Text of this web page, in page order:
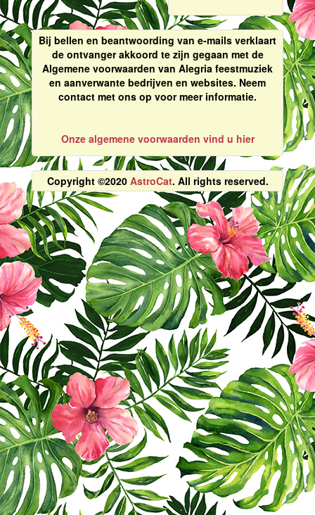
Bij bellen en beantwoording van e-mails verklaart
de ontvanger akkoord te zijn gegaan met de
Algemene voorwaarden van Alegria feestmuziek
en aanverwante bedrijven en websites. Neem
contact met ons op voor meer informatie.
Onze algemene voorwaarden vind u hier
Copyright ©2020 AstroCat. All rights reserved.